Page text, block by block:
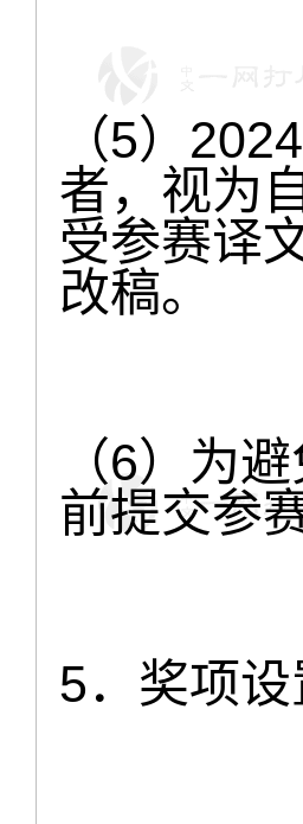
（5）
者，视为
受参赛译
改稿。
（6）为
前提交参
5．奖项设